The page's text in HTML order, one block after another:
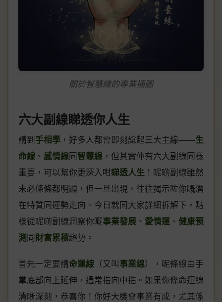
關於智慧線的專業插圖
六大副線睇透你人生
講到 手相學 ，好多人都會即刻諗起三大主線——生
命線 、 感情線 同 智慧線 ，但其實仲有六大副線同樣
重要，可以幫你更深入咁 睇透人生 ！呢啲副線雖然
未必條條都明顯，但一旦出現，往往揭示咗你嘅潛
在特質同運勢走向。今日就同大家詳細拆解下，點
樣從呢啲副線洞察你嘅事業發展 、 愛情運 、 健康預
測 同 財富累積趨勢。
首先一定要講命運線 （又叫 事業線），呢條線由手
掌底部向上延伸，通常指向中指。如果你條命運線
清晰深刻，恭喜你！你好大機會事業有成，尤其係